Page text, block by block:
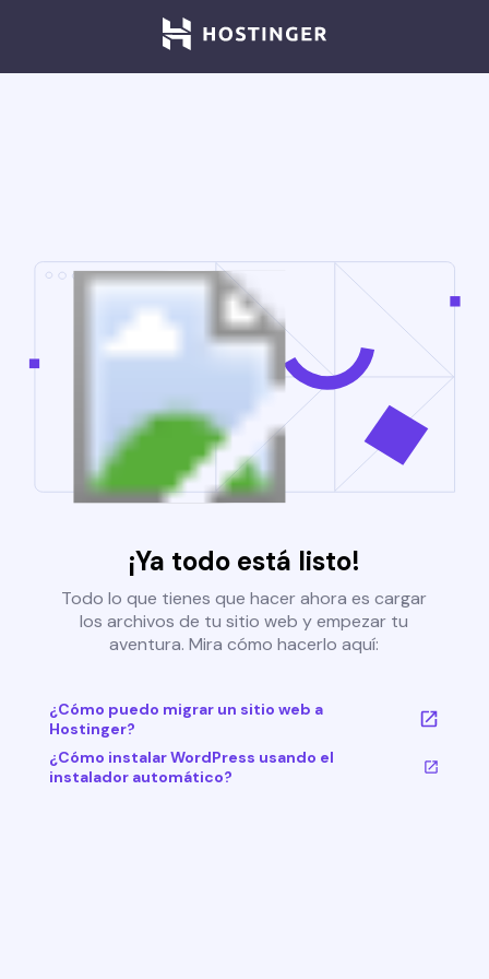
¡Ya todo está listo!
Todo lo que tienes que hacer ahora es cargar
los archivos de tu sitio web y empezar tu
aventura. Mira cómo hacerlo aquí:
¿Cómo puedo migrar un sitio web a
Hostinger?
¿Cómo instalar WordPress usando el
instalador automático?